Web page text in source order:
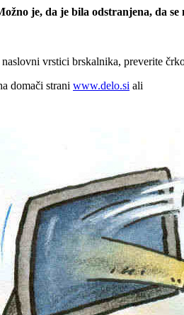
je, da je bila odstranjena, da
vrstici brskalnika, preverite
domači strani www.delo.si ali